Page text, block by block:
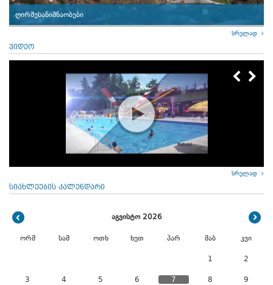
ღირშესანიშნაობები
სრულად
ვიდეო
სრულად
სიახლეების კალენდარი
აგვისტო 2026
ორშ სამ ოთხ ხუთ პარ შაბ კვი
1 2
3 4 5 6 7 8 9